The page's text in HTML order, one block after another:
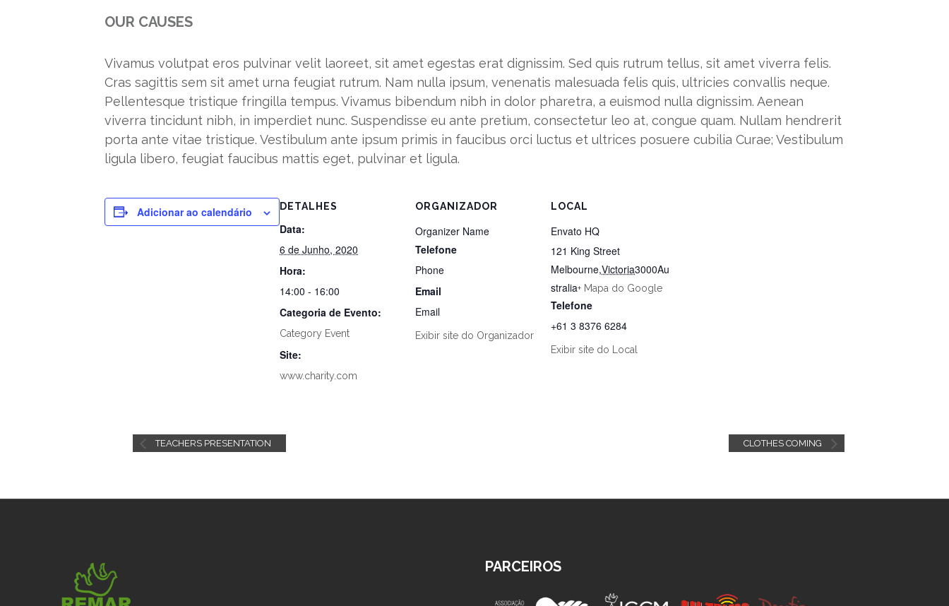
OUR CAUSES
Vivamus volutpat eros pulvinar velit laoreet, sit amet egestas erat dignissim. Sed quis rutrum tellus, sit amet viverra felis.
Cras sagittis sem sit amet urna feugiat rutrum. Nam nulla ipsum, venenatis malesuada felis quis, ultricies convallis neque.
Pellentesque tristique fringilla tempus. Vivamus bibendum nibh in dolor pharetra, a euismod nulla dignissim. Aenean
viverra tincidunt nibh, in imperdiet nunc. Suspendisse eu ante pretium, consectetur leo at, congue quam. Nullam hendrerit
porta ante vitae tristique. Vestibulum ante ipsum primis in faucibus orci luctus et ultrices posuere cubilia Curae; Vestibulum
ligula libero, feugiat faucibus mattis eget, pulvinar et ligula.
Adicionar ao calendário DETALHES
Data:
6 de Junho, 2020
Hora:
14:00 - 16:00
Categoria de Evento:
Category Event
Site:
www.charity.com
ORGANIZADOR
Organizer Name
Telefone
Phone
Email
Email
Exibir site do Organizador
LOCAL
Envato HQ
121 King Street
Melbourne,Victoria3000Au
stralia+ Mapa do Google
Telefone
+61 3 8376 6284
Exibir site do Local
TEACHERS PRESENTATION CLOTHES COMING
PARCEIROS